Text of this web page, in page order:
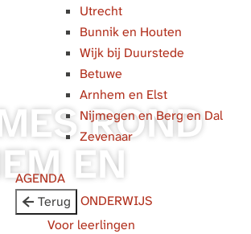
Utrecht
Bunnik en Houten
Wijk bij Duurstede
Betuwe
Arnhem en Elst
Nijmegen en Berg en Dal
Zevenaar
AGENDA
Terug
ONDERWIJS
Voor leerlingen
ROND
EN